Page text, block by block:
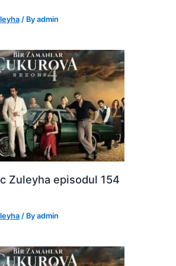
/ Byadmin
Zuleyha episodul 154
/ Byadmin